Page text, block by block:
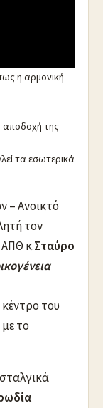
το
η αρμονική
αποδοχή της
τα εσωτερικά
– Ανοικτό
τον
κ.Σταύρο
του
το